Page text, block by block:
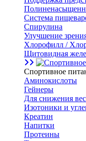
Система
Спирулина
Улучшение
Хлорофилл /
Щитовидная
Спортивное
Аминокислоты
Гейнеры
Для снижения
Изотоники и
Креатин
Напитки
Протеины